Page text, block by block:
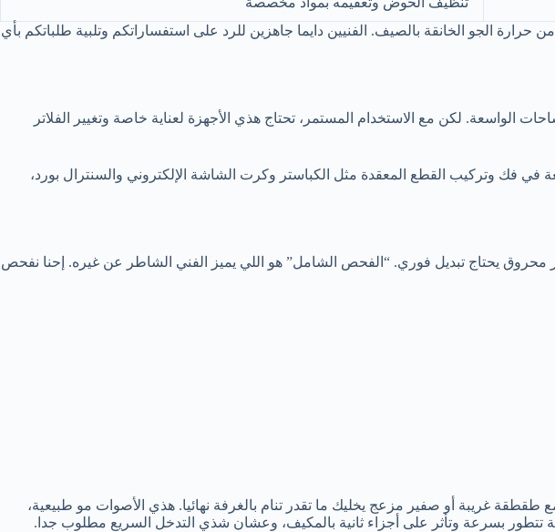
الجو الخانقة بالصيف. الفنيين دايما جاهزين للرد على استفساراتكم وتلبية طلباتكم بأي
الواسعة. لكن مع الاستخدام المستمر، تحتاج هذي الأجهزة لعناية خاصة وتغيير الفلاتر
في فك وتركيب القطع المعقدة مثل الكباستر وكرت الشاشة الإلكتروني والسنترال بورد،
يحتاج تبديل فوري. “الفحص الشامل” هو اللي يميز الفني الشاطر عن غيره. إحنا نفحص
غريبة أو صفير مزعج يخليك ما تقدر تنام بالغرفة نهائيا. هذي الأصوات مو طبيعية،
تتطور بسرعة وتأثر على أجزاء ثانية بالمكيف، وعشان شذي التدخل السريع مطلوب جدا.